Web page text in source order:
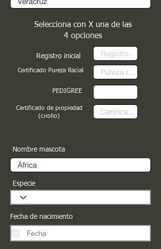
Registro inicial
Certificado Pureza Racial
PEDIGREE
Selecciona con X una de las
4 opciones
Certificado de propiedad
(criollo)
Nombre mascota
Especie
Fecha de nacimiento